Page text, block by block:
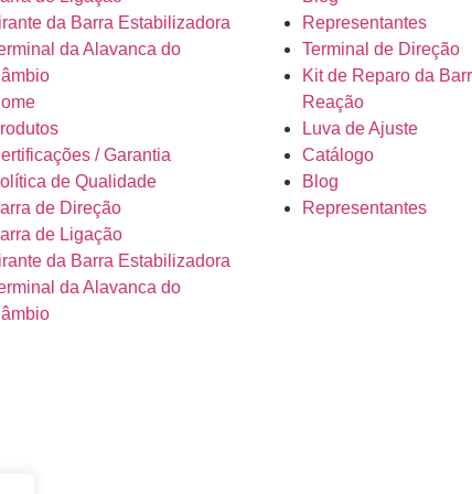
da Barra Estabilizadora
da Alavanca do
/ Garantia
de Qualidade
de Direção
de Ligação
da Barra Estabilizadora
da Alavanca do
Representantes
Terminal de Direção
Kit de Reparo da
Reação
Luva de Ajuste
Catálogo
Blog
Representantes